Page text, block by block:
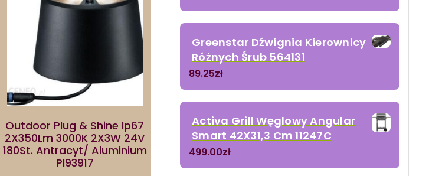
Outdoor Plug & Shine Ip67
2X350Lm 3000K 2X3W 24V
180St. Antracyt/ Aluminium
Pl93917
Greenstar Dźwignia Kierownicy
Różnych Śrub 564131
89.25zł
Activa Grill Węglowy Angular
Smart 42X31,3 Cm 11247C
499.00zł